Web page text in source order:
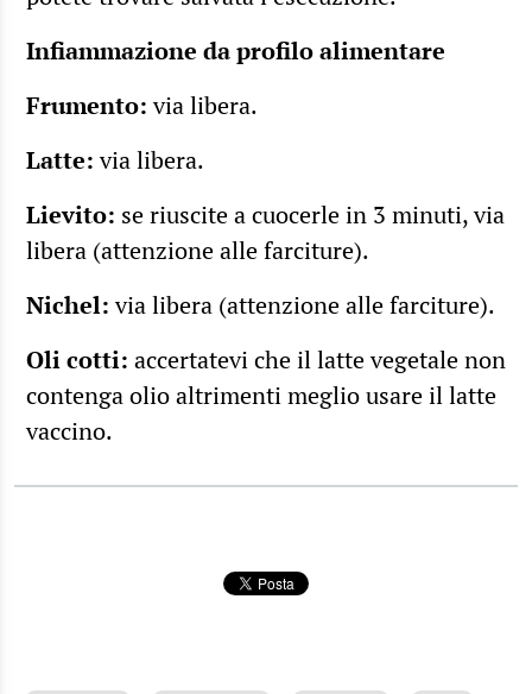
Infiammazione da profilo alimentare
Frumento:via libera.
Latte:via libera.
Lievito: se riuscite a cuocerle in 3 minuti, via
libera (attenzione alle farciture).
Nichel:via libera (attenzione alle farciture).
Oli cotti: accertatevi che il latte vegetale non
contenga olio altrimenti meglio usare il latte
vaccino.